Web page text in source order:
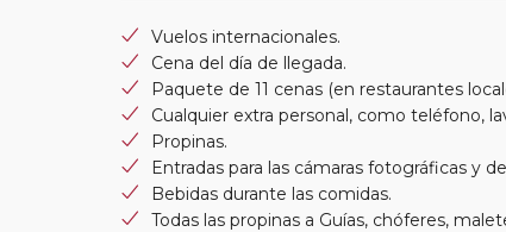
Vuelos internacionales.
Cena del día de llegada.
Paquete de 11 cenas (en restaurantes
Cualquier extra personal, como teléfono,
Propinas.
Entradas para las cámaras fotográficas y
Bebidas durante las comidas.
Todas las propinas a Guías, chóferes,